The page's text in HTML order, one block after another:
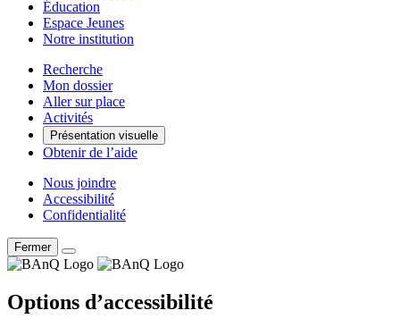
Éducation
Espace Jeunes
Notre institution
Recherche
Mon dossier
Aller sur place
Activités
Présentation visuelle
Obtenir de l’aide
Nous joindre
Accessibilité
Confidentialité
Fermer
Options d’accessibilité